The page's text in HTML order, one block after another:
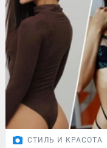
СТИЛЬ И КРАСОТА